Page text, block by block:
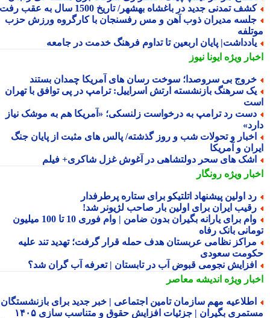
تمدنی جدید در باغشاه بهشهر/ تاریخ 1500 سال به عقب رفت
مدیران ذوب آهن و مس رفسنجان با کارگروه ورزش حزب
پایان اربعین تا تداوم فرهنگ خدمت در جامعه
ویژهایونا نیوز
بی سروصدا؛ سوخت رسان های آمریکا چمدان بستند
سرهنگ بازنشسته ارتش اسراییل: ترامپ در پی توافق با تهران
رد ترامپ به درخواست زلنسکی؛ «آمریکا هم به موشک نیاز
و تحولات شب و روز گذشته/ پالس های مثبت از پایان جنگ
و آمریکا
های سحر دولتشاهی در آغوش غزل شاکری+ فیلم
ویژهرونگار
اولین پیشنهاد اتلتیکو برای ستاره پرطرفدار
ایران برای اولین بار صاحب لژیونر شد!
وام برای یارانه بگیران بدون ضامن | وام فوری 10 تا 100 میلیون
بانک رفاه
نظامی عربستان هدف حمله قرار گرفت؛ تهدید تند علیه
سعودی
نجومی قبوض آب در تابستان | تعرفه آب گران شد؟
ویژهاندیشه معاصر
مهم سازمان تامین اجتماعی | خبر جدید برای بازنشستگان و
بگیران | جزئیات افزایش حقوق و متناسب سازی ۱۴۰۵